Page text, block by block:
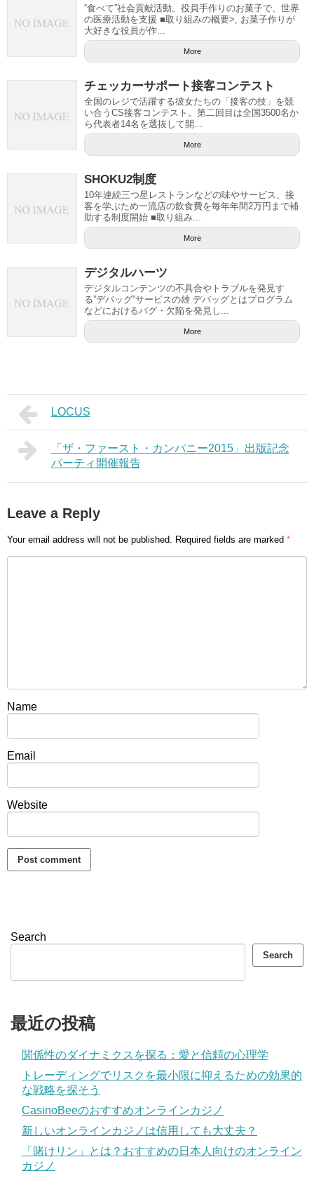
“食べて”社会貢献活動。役員手作りのお菓子で、世界
の医療活動を支援 ■取り組みの概要>, お菓子作りが
大好きな役員が作...
More
チェッカーサポート接客コンテスト
全国のレジで活躍する彼女たちの「接客の技」を競
い合うCS接客コンテスト。第二回目は全国3500名か
ら代表者14名を選抜して開...
More
SHOKU2制度
10年連続三つ星レストランなどの味やサービス、接
客を学ぶため一流店の飲食費を毎年年間2万円まで補
助する制度開始 ■取り組み...
More
デジタルハーツ
デジタルコンテンツの不具合やトラブルを発見す
る”デバッグ”サービスの雄 デバッグとはプログラム
などにおけるバグ・欠陥を発見し...
More
LOCUS
「ザ・ファースト・カンパニー2015」出版記念
パーティ開催報告
Leave a Reply
Your email address will not be published. Required fields are marked *
Name
Email
Website
Search
Search
最近の投稿
関係性のダイナミクスを探る：愛と信頼の心理学
トレーディングでリスクを最小限に抑えるための効果的
な戦略を探そう
CasinoBeeのおすすめオンラインカジノ
新しいオンラインカジノは信用しても大丈夫？
「賭けリン」とは？おすすめの日本人向けのオンライン
カジノ